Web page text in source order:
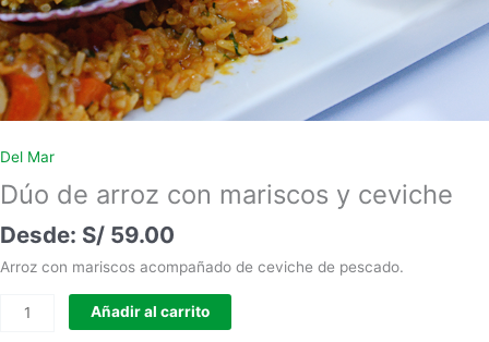
Del Mar
Dúo de arroz con mariscos y ceviche
S/ 59.00
Arroz con mariscos acompañado de ceviche de pescado.
Añadir al carrito